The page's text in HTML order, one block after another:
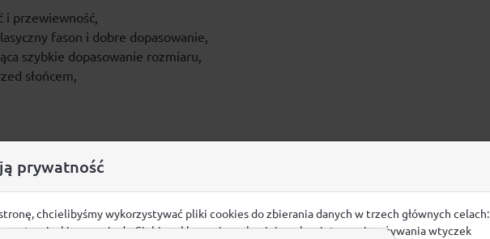
i przewiewność,
fason i dobre dopasowanie,
szybkie dopasowanie rozmiaru,
słońcem,
Opinie
ŚREDNIA OCENA:
prywatność
chcielibyśmy wykorzystywać pliki cookies do zbierania danych w trzech głównych celach:
stronie, kierowania do Ciebie reklam w innych miejscach w internecie, używania wtyczek